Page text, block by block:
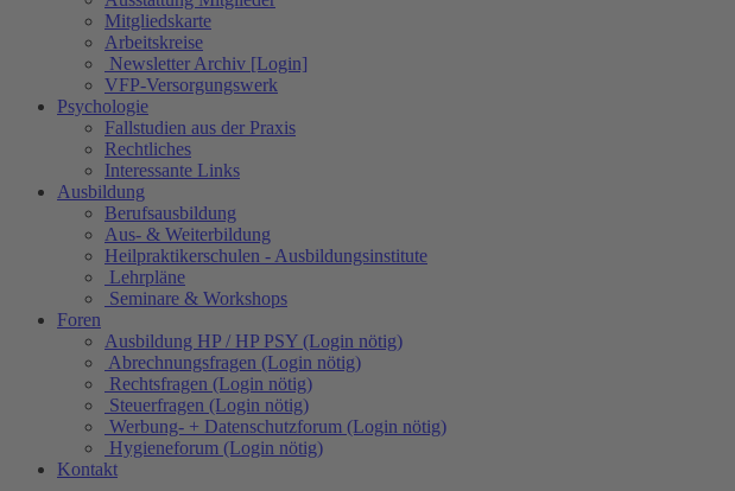
Mitgliedskarte
Arbeitskreise
Newsletter Archiv [Login]
VFP-Versorgungswerk
Psychologie
Fallstudien aus der Praxis
Rechtliches
Interessante Links
Ausbildung
Berufsausbildung
Aus- & Weiterbildung
Heilpraktikerschulen - Ausbildungsinstitute
Lehrpläne
Seminare & Workshops
Foren
Ausbildung HP / HP PSY (Login nötig)
Abrechnungsfragen (Login nötig)
Rechtsfragen (Login nötig)
Steuerfragen (Login nötig)
Werbung- + Datenschutzforum (Login nötig)
Hygieneforum (Login nötig)
Kontakt